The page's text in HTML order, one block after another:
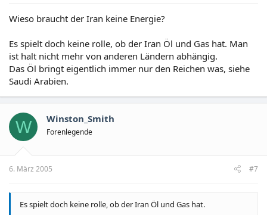
Wieso braucht der Iran keine Energie?
Es spielt doch keine rolle, ob der Iran Öl und Gas hat. Man
ist halt nicht mehr von anderen Ländern abhängig.
Das Öl bringt eigentlich immer nur den Reichen was, siehe
Saudi Arabien.
W Winston_Smith
Forenlegende
6. März 2005 #7
Es spielt doch keine rolle, ob der Iran Öl und Gas hat.